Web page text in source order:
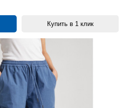
Купить в 1 клик